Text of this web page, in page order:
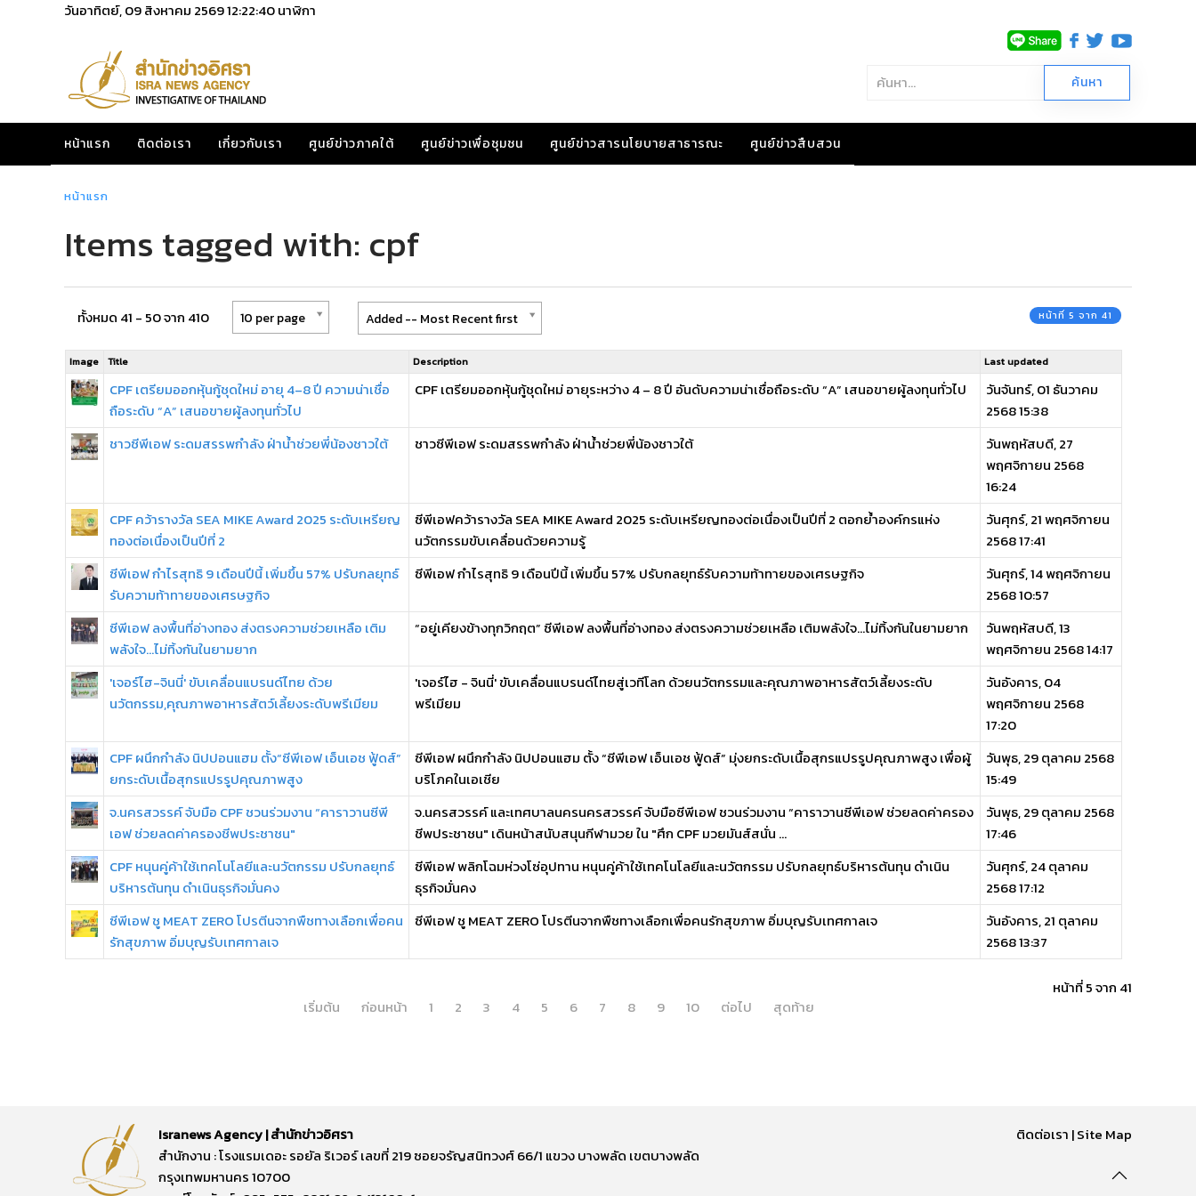
วันอาทิตย์, 09 สิงหาคม 256912:22:40นาฬิกา
หน้าแรก ติดต่อเรา เกี่ยวกับเรา ศูนย์ข่าวภาคใต้ ศูนย์ข่าวเพื่อชุมชน ศูนย์ข่าวสารนโยบายสาธารณะ ศูนย์ข่าวสืบสวน
หน้าแรก
Items tagged with: cpf
ทั้งหมด 41 - 50 จาก 410 10 per page Added -- Most Recent first หน้าที่ 5 จาก 41
Image Title Description Last updated
CPF เตรียมออกหุ้นกู้ชุดใหม่ อายุ 4–8 ปี ความน่าเชื่อ
ถือระดับ “A” เสนอขายผู้ลงทุนทั่วไป
CPF เตรียมออกหุ้นกู้ชุดใหม่ อายุระหว่าง 4 – 8 ปี อันดับความน่าเชื่อถือระดับ “A” เสนอขายผู้ลงทุนทั่วไป
วันจันทร์, 01 ธันวาคม
2568 15:38
ชาวซีพีเอฟ ระดมสรรพกำลัง ฝ่าน้ำช่วยพี่น้องชาวใต้
ชาวซีพีเอฟ ระดมสรรพกำลัง ฝ่าน้ำช่วยพี่น้องชาวใต้
วันพฤหัสบดี, 27
พฤศจิกายน 2568
16:24
CPF คว้ารางวัล SEA MIKE Award 2025 ระดับเหรียญ
ทองต่อเนื่องเป็นปีที่ 2
ซีพีเอฟคว้ารางวัล SEA MIKE Award 2025 ระดับเหรียญทองต่อเนื่องเป็นปีที่ 2 ตอกย้ำองค์กรแห่ง
นวัตกรรมขับเคลื่อนด้วยความรู้
วันศุกร์, 21 พฤศจิกายน
2568 17:41
ซีพีเอฟ กำไรสุทธิ 9 เดือนปีนี้ เพิ่มขึ้น 57% ปรับกลยุทธ์
รับความท้าทายของเศรษฐกิจ
ซีพีเอฟ กำไรสุทธิ 9 เดือนปีนี้ เพิ่มขึ้น 57% ปรับกลยุทธ์รับความท้าทายของเศรษฐกิจ
วันศุกร์, 14 พฤศจิกายน
2568 10:57
ซีพีเอฟ ลงพื้นที่อ่างทอง ส่งตรงความช่วยเหลือ เติม
พลังใจ...ไม่ทิ้งกันในยามยาก
“อยู่เคียงข้างทุกวิกฤต” ซีพีเอฟ ลงพื้นที่อ่างทอง ส่งตรงความช่วยเหลือ เติมพลังใจ...ไม่ทิ้งกันในยามยาก
วันพฤหัสบดี, 13
พฤศจิกายน 2568 14:17
'เจอร์ไฮ-จินนี่' ขับเคลื่อนแบรนด์ไทย ด้วย
นวัตกรรม,คุณภาพอาหารสัตว์เลี้ยงระดับพรีเมียม
'เจอร์ไฮ - จินนี่' ขับเคลื่อนแบรนด์ไทยสู่เวทีโลก ด้วยนวัตกรรมและคุณภาพอาหารสัตว์เลี้ยงระดับ
พรีเมียม
วันอังคาร, 04
พฤศจิกายน 2568
17:20
CPF ผนึกกำลัง นิปปอนแฮม ตั้ง“ซีพีเอฟ เอ็นเอช ฟู้ดส์”
ยกระดับเนื้อสุกรแปรรูปคุณภาพสูง
ซีพีเอฟ ผนึกกำลัง นิปปอนแฮม ตั้ง “ซีพีเอฟ เอ็นเอช ฟู้ดส์” มุ่งยกระดับเนื้อสุกรแปรรูปคุณภาพสูง เพื่อผู้
บริโภคในเอเชีย
วันพุธ, 29 ตุลาคม 2568
15:49
จ.นครสวรรค์ จับมือ CPF ชวนร่วมงาน “คาราวานซีพี
เอฟ ช่วยลดค่าครองชีพประชาชน"
จ.นครสวรรค์ และเทศบาลนครนครสวรรค์ จับมือซีพีเอฟ ชวนร่วมงาน “คาราวานซีพีเอฟ ช่วยลดค่าครอง
ชีพประชาชน" เดินหน้าสนับสนุนกีฬามวย ใน "ศึก CPF มวยมันส์สนั่น ...
วันพุธ, 29 ตุลาคม 2568
17:46
CPF หนุนคู่ค้าใช้เทคโนโลยีและนวัตกรรม ปรับกลยุทธ์
บริหารต้นทุน ดำเนินธุรกิจมั่นคง
ซีพีเอฟ พลิกโฉมห่วงโซ่อุปทาน หนุนคู่ค้าใช้เทคโนโลยีและนวัตกรรม ปรับกลยุทธ์บริหารต้นทุน ดำเนิน
ธุรกิจมั่นคง
วันศุกร์, 24 ตุลาคม
2568 17:12
ซีพีเอฟ ชู MEAT ZERO โปรตีนจากพืชทางเลือกเพื่อคน
รักสุขภาพ อิ่มบุญรับเทศกาลเจ
ซีพีเอฟ ชู MEAT ZERO โปรตีนจากพืชทางเลือกเพื่อคนรักสุขภาพ อิ่มบุญรับเทศกาลเจ
วันอังคาร, 21 ตุลาคม
2568 13:37
หน้าที่ 5 จาก 41
เริ่มต้น
ก่อนหน้า 1 2 3 4 5 6 7 8 9 10 ต่อไป สุดท้าย
Isranews Agency | สำนักข่าวอิศรา
สำนักงาน : โรงแรมเดอะ รอยัล ริเวอร์ เลขที่ 219 ซอยจรัญสนิทวงศ์ 66/1 แขวง บางพลัด เขตบางพลัด
กรุงเทพมหานคร 10700
ติดต่อเรา |Site Map